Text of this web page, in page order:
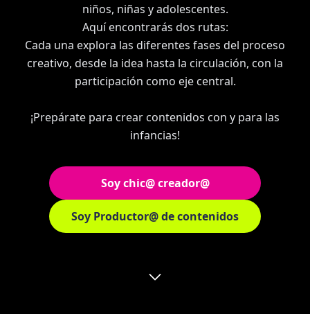
niños, niñas y adolescentes.
Aquí encontrarás dos rutas:
Cada una explora las diferentes fases del proceso
creativo, desde la idea hasta la circulación, con la
participación como eje central.
¡Prepárate para crear contenidos con y para las
infancias!
Soy chic@ creador@
Soy Productor@ de contenidos